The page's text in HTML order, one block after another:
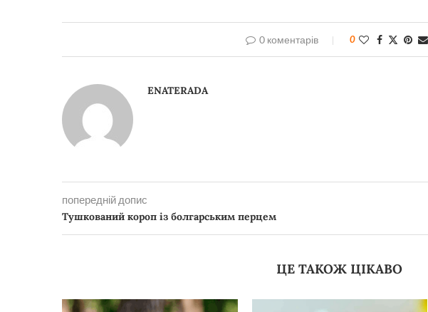
0 коментарів 0
ENATERADA
попередній допис
Тушкований короп із болгарським перцем
ЦЕ ТАКОЖ ЦІКАВО